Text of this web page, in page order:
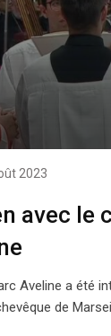
2023
avec le
Aveline a été
de